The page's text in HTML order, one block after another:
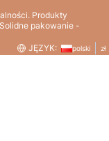
Produkty
pakowanie -
JĘZYK:
polski zł